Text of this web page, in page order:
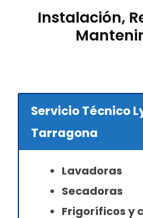
Instalación,
Servicio Técnico
Tarragona
Lavadoras
Secadoras
Frigoríficos y